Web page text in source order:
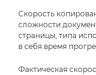
Скорость
сложности
страницы, типа
в себя время
Фактическая